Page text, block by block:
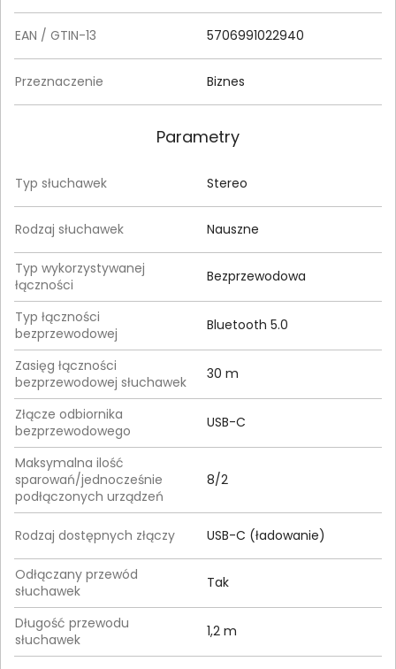
EAN / GTIN-13 5706991022940
Przeznaczenie Biznes
Parametry
Typ słuchawek Stereo
Rodzaj słuchawek Nauszne
Typ wykorzystywanej
łączności
Bezprzewodowa
Typ łączności
bezprzewodowej
Bluetooth 5.0
Zasięg łączności
bezprzewodowej słuchawek
30 m
Złącze odbiornika
bezprzewodowego
USB-C
Maksymalna ilość
sparowań/jednocześnie
podłączonych urządzeń
8/2
Rodzaj dostępnych złączy USB-C (ładowanie)
Odłączany przewód
słuchawek
Tak
Długość przewodu
słuchawek
1,2 m